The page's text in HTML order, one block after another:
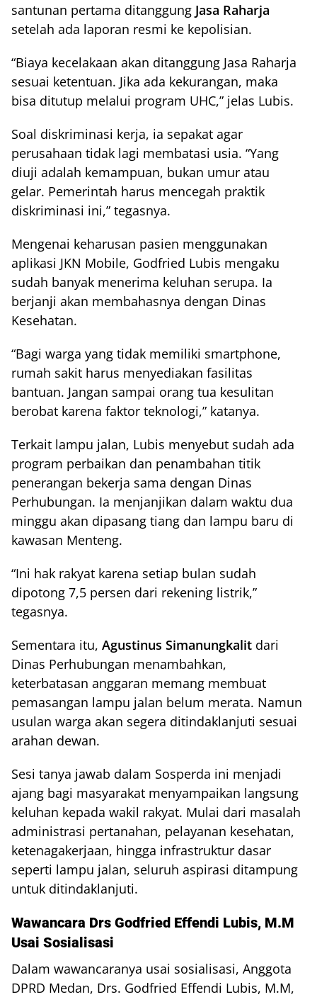
santunan pertama ditanggung Jasa Raharja
setelah ada laporan resmi ke kepolisian.
“Biaya kecelakaan akan ditanggung Jasa Raharja
sesuai ketentuan. Jika ada kekurangan, maka
bisa ditutup melalui program UHC,” jelas Lubis.
Soal diskriminasi kerja, ia sepakat agar
perusahaan tidak lagi membatasi usia. “Yang
diuji adalah kemampuan, bukan umur atau
gelar. Pemerintah harus mencegah praktik
diskriminasi ini,” tegasnya.
Mengenai keharusan pasien menggunakan
aplikasi JKN Mobile, Godfried Lubis mengaku
sudah banyak menerima keluhan serupa. Ia
berjanji akan membahasnya dengan Dinas
Kesehatan.
“Bagi warga yang tidak memiliki smartphone,
rumah sakit harus menyediakan fasilitas
bantuan. Jangan sampai orang tua kesulitan
berobat karena faktor teknologi,” katanya.
Terkait lampu jalan, Lubis menyebut sudah ada
program perbaikan dan penambahan titik
penerangan bekerja sama dengan Dinas
Perhubungan. Ia menjanjikan dalam waktu dua
minggu akan dipasang tiang dan lampu baru di
kawasan Menteng.
“Ini hak rakyat karena setiap bulan sudah
dipotong 7,5 persen dari rekening listrik,”
tegasnya.
Sementara itu, Agustinus Simanungkalit dari
Dinas Perhubungan menambahkan,
keterbatasan anggaran memang membuat
pemasangan lampu jalan belum merata. Namun
usulan warga akan segera ditindaklanjuti sesuai
arahan dewan.
Sesi tanya jawab dalam Sosperda ini menjadi
ajang bagi masyarakat menyampaikan langsung
keluhan kepada wakil rakyat. Mulai dari masalah
administrasi pertanahan, pelayanan kesehatan,
ketenagakerjaan, hingga infrastruktur dasar
seperti lampu jalan, seluruh aspirasi ditampung
untuk ditindaklanjuti.
Wawancara Drs Godfried Effendi Lubis, M.M
Usai Sosialisasi
Dalam wawancaranya usai sosialisasi, Anggota
DPRD Medan, Drs. Godfried Effendi Lubis, M.M,